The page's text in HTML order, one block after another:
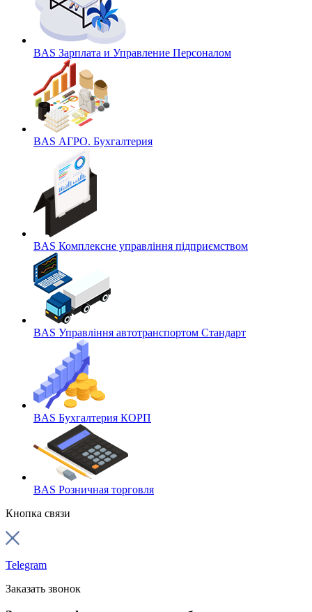
BAS Зарплата и Управление Персоналом
BAS АГРО. Бухгалтерия
BAS Комплексне управління підприємством
BAS Управління автотранспортом Стандарт
BAS Бухгалтерия КОРП
BAS Розничная торговля
Кнопка связи
Telegram
Заказать звонок